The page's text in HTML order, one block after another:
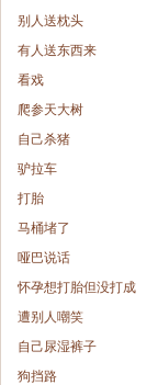
别人送枕头
有人送东西来
看戏
爬参天大树
自己杀猪
驴拉车
打胎
马桶堵了
哑巴说话
怀孕想打胎但没打成
遭别人嘲笑
自己尿湿裤子
狗挡路